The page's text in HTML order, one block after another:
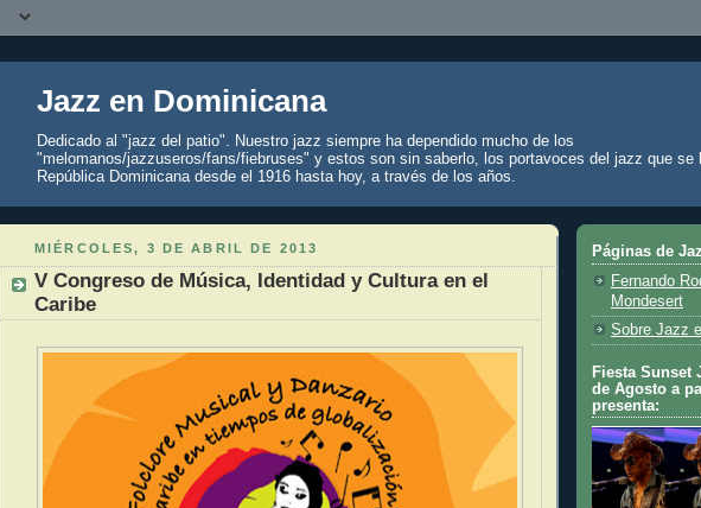
Jazz en Dominicana
Dedicado al "jazz del patio". Nuestro jazz siempre ha dependido mucho de los
"melomanos/jazzuseros/fans/fiebruses" y estos son sin saberlo, los portavoces del jazz que se
República Dominicana desde el 1916 hasta hoy, a través de los años.
MIÉRCOLES, 3 DE ABRIL DE 2013
V Congreso de Música, Identidad y Cultura en el
Caribe
Páginas de
Fernando
Mondesert
Sobre Jazz
Fiesta Sunset
de Agosto a
presenta: